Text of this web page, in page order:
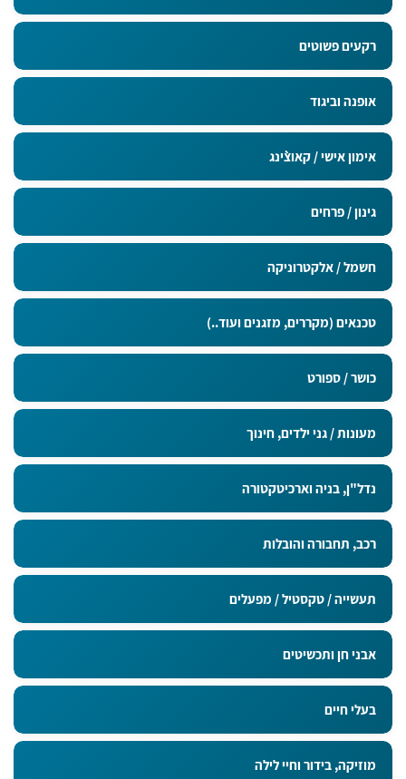
רקעים פשוטים
אופנה וביגוד
אימון אישי / קאוצ`ינג
גינון / פרחים
חשמל / אלקטרוניקה
טכנאים (מקררים, מזגנים ועוד..)
כושר / ספורט
מעונות / גני ילדים, חינוך
נדל"ן, בניה וארכיטקטורה
רכב, תחבורה והובלות
תעשייה / טקסטיל / מפעלים
אבני חן ותכשיטים
בעלי חיים
מוזיקה, בידור וחיי לילה